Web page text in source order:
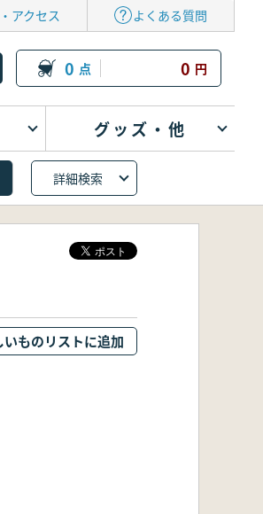
アクセス よくある質問
0 点 0 円
グッズ・他
詳細検索
いものリストに追加